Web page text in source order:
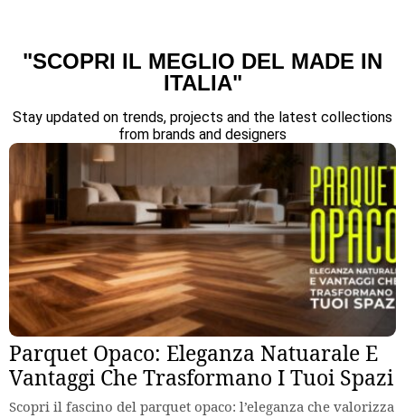
"SCOPRI IL MEGLIO DEL MADE IN
ITALIA"
Stay updated on trends, projects and the latest collections
from brands and designers
Parquet Opaco: Eleganza Natuarale E
Vantaggi Che Trasformano I Tuoi Spazi
Scopri il fascino del parquet opaco: l’eleganza che valorizza